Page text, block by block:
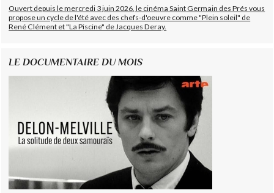
Ouvert depuis le mercredi 3 juin 2026, le cinéma Saint Germain des Prés vous
propose un cycle de l'été avec des chefs-d'oeuvre comme "Plein soleil" de
René Clément et "La Piscine" de Jacques Deray.
LE DOCUMENTAIRE DU MOIS